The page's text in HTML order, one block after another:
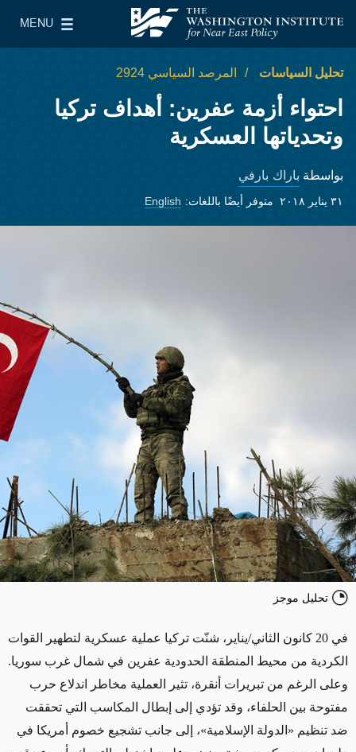
معهد واشنطن لسياسات الشرق الأدنى
MENU
Main Menu
تحليل السياسات المرصد السياسي 2924
احتواء أزمة عفرين: أهداف تركيا
وتحدياتها العسكرية
بواسطة باراك بارفي
٣١ يناير ٢٠١٨ متوفر أيضًا باللغات: English
تحليل موجز
في 20 كانون الثاني/يناير، شنّت تركيا عملية عسكرية لتطهير القوات
الكردية من محيط المنطقة الحدودية عفرين في شمال غرب سوريا.
وعلى الرغم من تبريرات أنقرة، تثير العملية مخاطر اندلاع حرب
مفتوحة بين الحلفاء، وقد تؤدي إلى إبطال المكاسب التي تحققت
ضد تنظيم «الدولة الإسلامية»، إلى جانب تشجيع خصوم أمريكا في